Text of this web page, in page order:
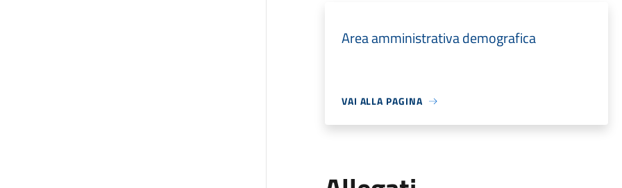
Area amministrativa demografica
VAI ALLA PAGINA